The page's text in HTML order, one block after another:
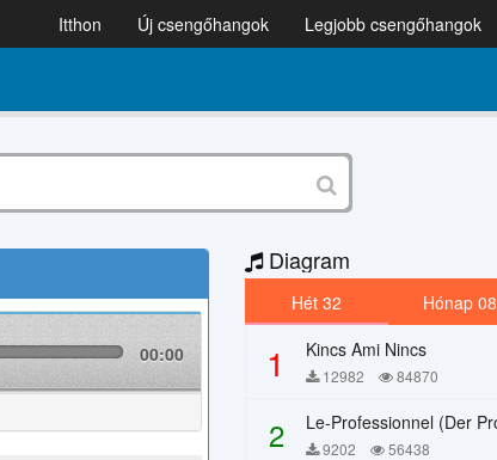
Itthon Új csengőhangok Legjobb csengőhangok
00:00
Diagram
Hét 32 Hónap 08
1 Kincs Ami Nincs
12982 84870
2 9202 56438